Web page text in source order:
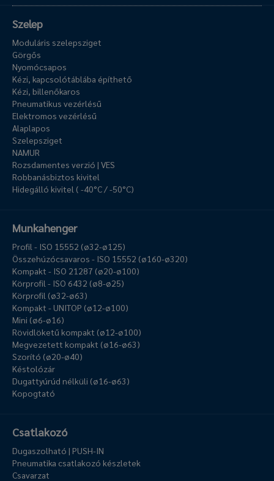
Szelep
Moduláris szelepsziget
Görgős
Nyomócsapos
Kézi, kapcsolótáblába építhető
Kézi, billenőkaros
Pneumatikus vezérlésű
Elektromos vezérlésű
Alaplapos
Szelepsziget
NAMUR
Rozsdamentes verzió | VES
Robbanásbiztos kivitel
Hidegálló kivitel ( -40°C / -50°C)
Munkahenger
Profil - ISO 15552 (ø32-ø125)
Összehúzócsavaros - ISO 15552 (ø160-ø320)
Kompakt - ISO 21287 (ø20-ø100)
Körprofil - ISO 6432 (ø8-ø25)
Körprofil (ø32-ø63)
Kompakt - UNITOP (ø12-ø100)
Mini (ø6-ø16)
Rövidlöketű kompakt (ø12-ø100)
Megvezetett kompakt (ø16-ø63)
Szorító (ø20-ø40)
Késtolózár
Dugattyúrúd nélküli (ø16-ø63)
Kopogtató
Csatlakozó
Dugaszolható | PUSH-IN
Pneumatika csatlakozó készletek
Csavarzat